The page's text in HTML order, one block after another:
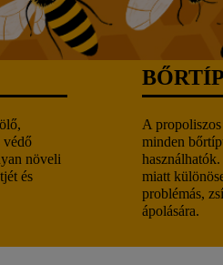
védő
növeli
és
A
minden
miatt
problémás,
ápolására.